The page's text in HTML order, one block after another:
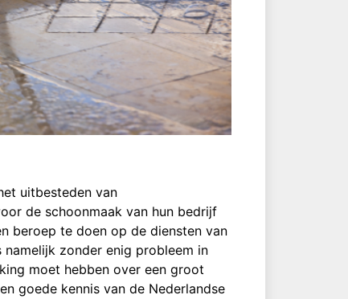
uitbesteden van
de schoonmaak van hun bedrijf
beroep te doen op de diensten van
zonder enig probleem in
moet hebben over een groot
goede kennis van de Nederlandse